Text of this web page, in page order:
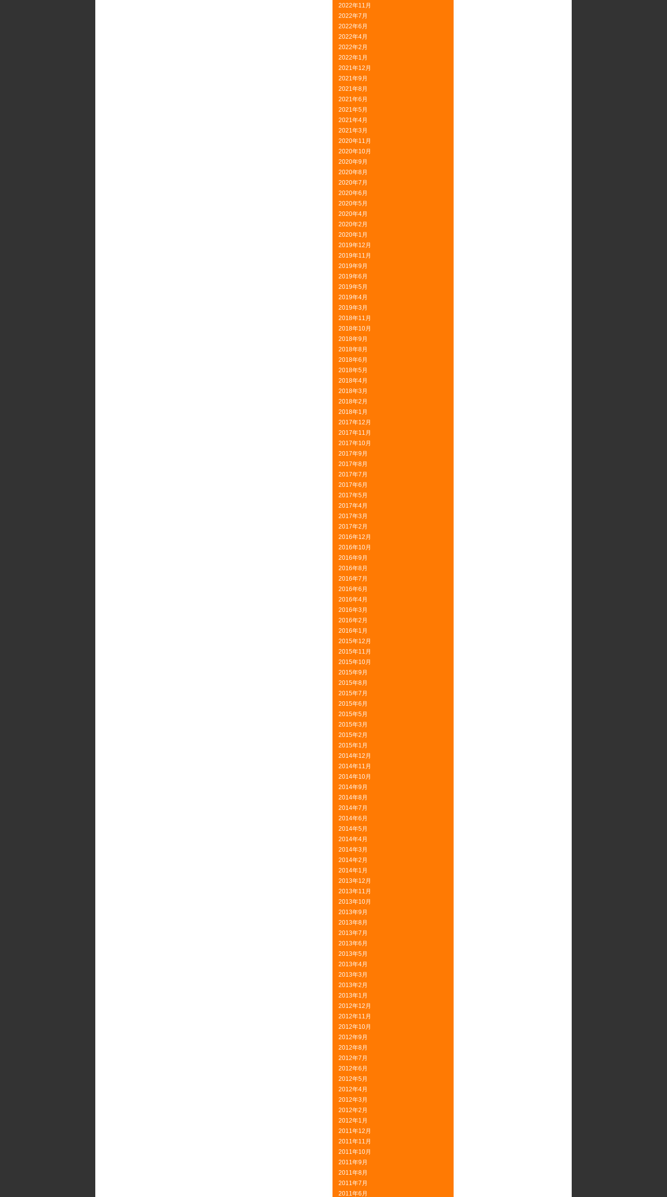
2022年11月
2022年7月
2022年6月
2022年4月
2022年2月
2022年1月
2021年12月
2021年9月
2021年8月
2021年6月
2021年5月
2021年4月
2021年3月
2020年11月
2020年10月
2020年9月
2020年8月
2020年7月
2020年6月
2020年5月
2020年4月
2020年2月
2020年1月
2019年12月
2019年11月
2019年9月
2019年6月
2019年5月
2019年4月
2019年3月
2018年11月
2018年10月
2018年9月
2018年8月
2018年6月
2018年5月
2018年4月
2018年3月
2018年2月
2018年1月
2017年12月
2017年11月
2017年10月
2017年9月
2017年8月
2017年7月
2017年6月
2017年5月
2017年4月
2017年3月
2017年2月
2016年12月
2016年10月
2016年9月
2016年8月
2016年7月
2016年6月
2016年4月
2016年3月
2016年2月
2016年1月
2015年12月
2015年11月
2015年10月
2015年9月
2015年8月
2015年7月
2015年6月
2015年5月
2015年3月
2015年2月
2015年1月
2014年12月
2014年11月
2014年10月
2014年9月
2014年8月
2014年7月
2014年6月
2014年5月
2014年4月
2014年3月
2014年2月
2014年1月
2013年12月
2013年11月
2013年10月
2013年9月
2013年8月
2013年7月
2013年6月
2013年5月
2013年4月
2013年3月
2013年2月
2013年1月
2012年12月
2012年11月
2012年10月
2012年9月
2012年8月
2012年7月
2012年6月
2012年5月
2012年4月
2012年3月
2012年2月
2012年1月
2011年12月
2011年11月
2011年10月
2011年9月
2011年8月
2011年7月
2011年6月